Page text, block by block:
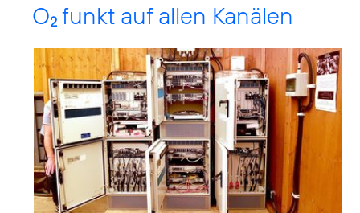
O2 funkt auf allen Kanälen